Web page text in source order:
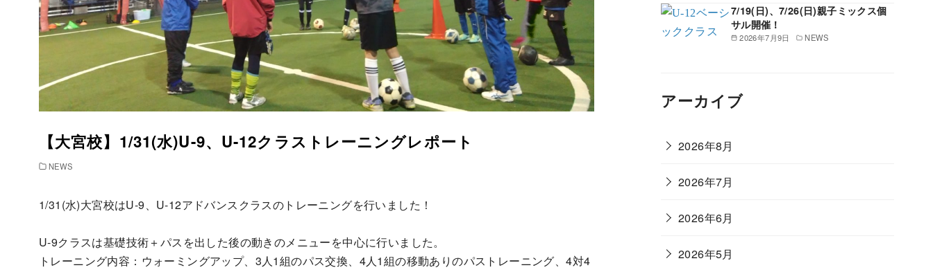
【大宮校】1/31(水)U-9、U-12クラストレーニングレポート
NEWS
1/31(水)大宮校はU-9、U-12アドバンスクラスのトレーニングを行いました！
U-9クラスは基礎技術＋パスを出した後の動きのメニューを中心に行いました。
トレーニング内容：ウォーミングアップ、3人1組のパス交換、4人1組の移動ありのパストレーニング、4対4
2026年7月9日 NEWS
7/19(日)、7/26(日)親子ミックス個
サル開催！
アーカイブ
2026年8月
2026年7月
2026年6月
2026年5月